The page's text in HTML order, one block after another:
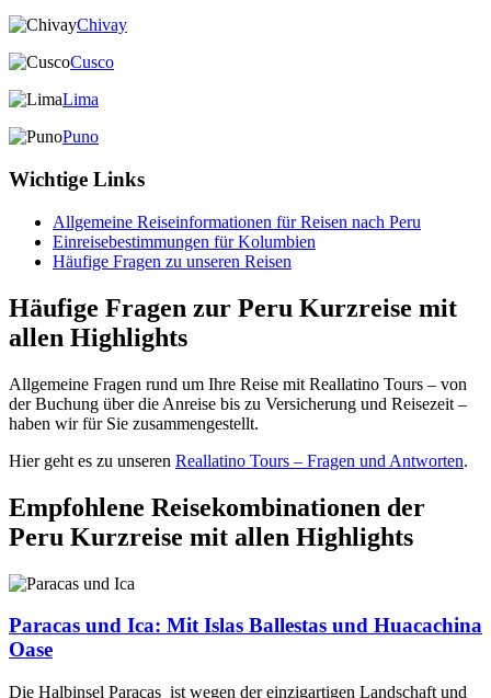
Chivay
Cusco
Lima
Puno
Wichtige Links
Allgemeine Reiseinformationen für Reisen nach Peru
Einreisebestimmungen für Kolumbien
Häufige Fragen zu unseren Reisen
Häufige Fragen zur Peru Kurzreise mit
allen Highlights
Allgemeine Fragen rund um Ihre Reise mit Reallatino Tours – von
der Buchung über die Anreise bis zu Versicherung und Reisezeit –
haben wir für Sie zusammengestellt.
Hier geht es zu unseren Reallatino Tours – Fragen und Antworten.
Empfohlene Reisekombinationen der
Peru Kurzreise mit allen Highlights
Paracas und Ica: Mit Islas Ballestas und Huacachina
Oase
Die Halbinsel Paracas ist wegen der einzigartigen Landschaft und